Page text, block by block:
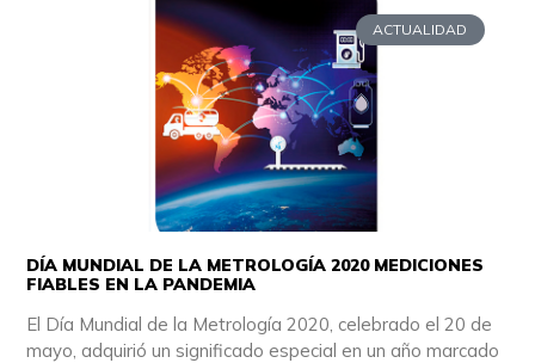
ACTUALIDAD
DÍA MUNDIAL DE LA METROLOGÍA 2020 MEDICIONES
FIABLES EN LA PANDEMIA
El Día Mundial de la Metrología 2020, celebrado el 20 de
mayo, adquirió un significado especial en un año marcado